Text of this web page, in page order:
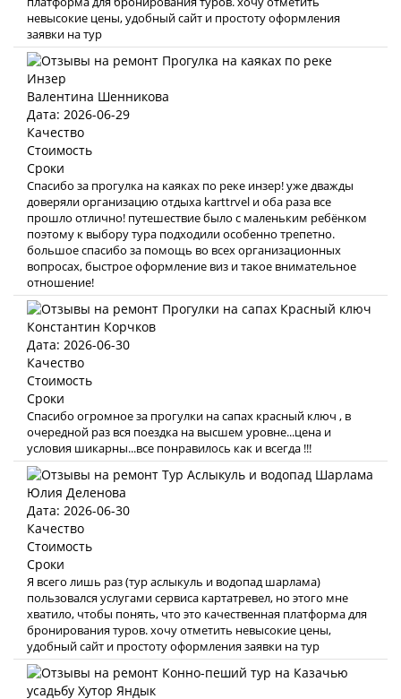
невысокие цены, удобный сайт и простоту оформления
заявки на тур
Валентина Шенникова
Дата: 2026-06-29
Качество
Стоимость
Сроки
Спасибо за прогулка на каяках по реке инзер! уже дважды
доверяли организацию отдыха karttrvel и оба раза все
прошло отлично! путешествие было с маленьким ребёнком
поэтому к выбору тура подходили особенно трепетно.
большое спасибо за помощь во всех организационных
вопросах, быстрое оформление виз и такое внимательное
отношение!
Константин Корчков
Дата: 2026-06-30
Качество
Стоимость
Сроки
Спасибо огромное за прогулки на сапах красный ключ , в
очередной раз вся поездка на высшем уровне...цена и
условия шикарны...все понравилось как и всегда !!!
Юлия Деленова
Дата: 2026-06-30
Качество
Стоимость
Сроки
Я всего лишь раз (тур аслыкуль и водопад шарлама)
пользовался услугами сервиса картатревел, но этого мне
хватило, чтобы понять, что это качественная платформа для
бронирования туров. хочу отметить невысокие цены,
удобный сайт и простоту оформления заявки на тур